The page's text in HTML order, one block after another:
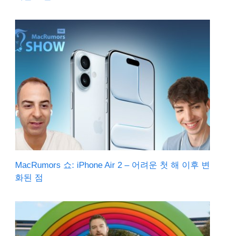
MacRumors 쇼: iPhone Air 2 – 어려운 첫 해 이후 변
화된 점